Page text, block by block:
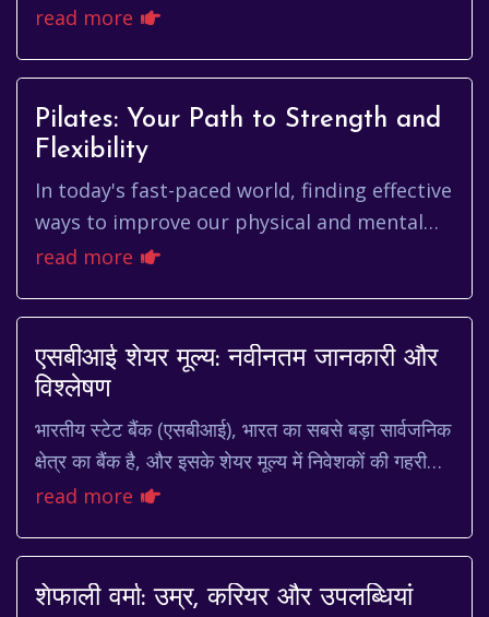
scarcity, often finds itself at the crossroads
read more
Pilates: Your Path to Strength and
Flexibility
In today's fast-paced world, finding effective
ways to improve our physical and mental
well-being is more important than ever.
read more
एसबीआई शेयर मूल्य: नवीनतम जानकारी और
विश्लेषण
भारतीय स्टेट बैंक (एसबीआई), भारत का सबसे बड़ा सार्वजनिक
क्षेत्र का बैंक है, और इसके शेयर मूल्य में निवेशकों की गहरी
रुचि रहती है। sbi share price को स...
read more
शेफाली वर्मा: उम्र, करियर और उपलब्धियां